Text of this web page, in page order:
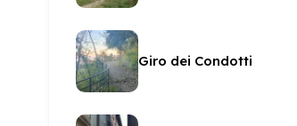
Giro dei Condotti